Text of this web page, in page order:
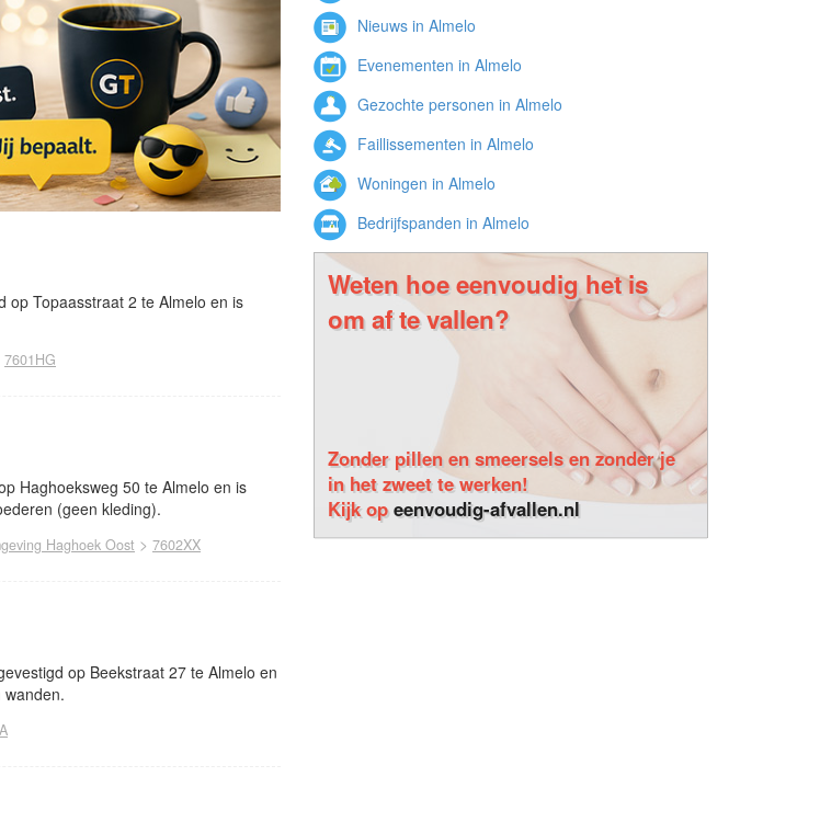
op Topaasstraat 2 te Almelo en is
7601HG
Haghoeksweg 50 te Almelo en is
(geen kleding).
Haghoek Oost > 7602XX
op Beekstraat 27 te Almelo en
Nieuws in Almelo
Evenementen in Almelo
Gezochte personen in Almelo
Faillissementen in Almelo
Woningen in Almelo
Bedrijfspanden in Almelo
Weten hoe eenvoudig het is
om af te vallen?
Zonder pillen en smeersels en zonder je
in het zweet te werken!
Kijk opeenvoudig-afvallen.nl